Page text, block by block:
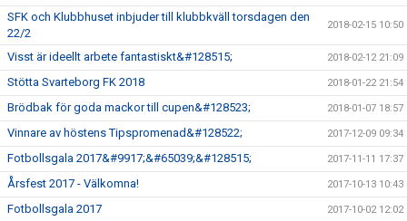
SFK och Klubbhuset inbjuder till klubbkväll torsdagen den
22/2
2018-02-15 10:50
Visst är ideellt arbete fantastiskt&#128515; 2018-02-12 21:09
Stötta Svarteborg FK 2018 2018-01-22 21:54
Brödbak för goda mackor till cupen&#128523; 2018-01-07 18:57
Vinnare av höstens Tipspromenad&#128522; 2017-12-09 09:34
Fotbollsgala 2017&#9917;&#65039;&#128515; 2017-11-11 17:37
Årsfest 2017 - Välkomna! 2017-10-13 10:43
Fotbollsgala 2017 2017-10-02 12:02